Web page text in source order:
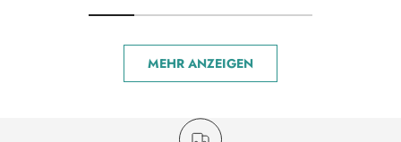
MEHR ANZEIGEN